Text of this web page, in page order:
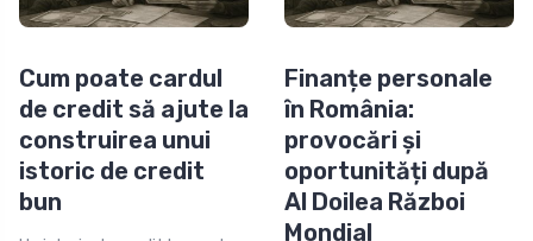
Cum poate cardul
de credit să ajute la
construirea unui
istoric de credit
bun
Finanțe personale
în România:
provocări și
oportunități după
Al Doilea Război
Mondial